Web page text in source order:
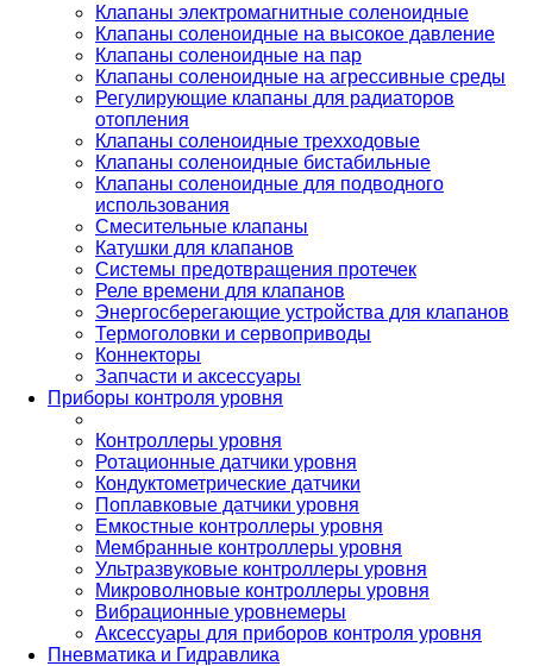
Клапаны электромагнитные соленоидные
Клапаны соленоидные на высокое давление
Клапаны соленоидные на пар
Клапаны соленоидные на агрессивные среды
Регулирующие клапаны для радиаторов
отопления
Клапаны соленоидные трехходовые
Клапаны соленоидные бистабильные
Клапаны соленоидные для подводного
использования
Смесительные клапаны
Катушки для клапанов
Системы предотвращения протечек
Реле времени для клапанов
Энергосберегающие устройства для клапанов
Термоголовки и сервоприводы
Коннекторы
Запчасти и аксессуары
Приборы контроля уровня
Контроллеры уровня
Ротационные датчики уровня
Кондуктометрические датчики
Поплавковые датчики уровня
Емкостные контроллеры уровня
Мембранные контроллеры уровня
Ультразвуковые контроллеры уровня
Микроволновые контроллеры уровня
Вибрационные уровнемеры
Аксессуары для приборов контроля уровня
Пневматика и Гидравлика